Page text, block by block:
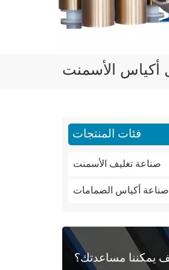
أكياس الأسمنت
فئات المنتجات
صناعة تغليف الأسمنت
صناعة أكياس الصمامات
يمكننا مساعدتك؟